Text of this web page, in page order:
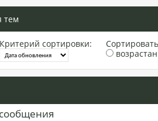
тем
Критерий сортировки: